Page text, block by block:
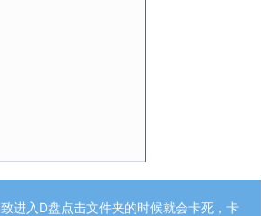
进入D盘点击文件夹的时候就会卡死，卡